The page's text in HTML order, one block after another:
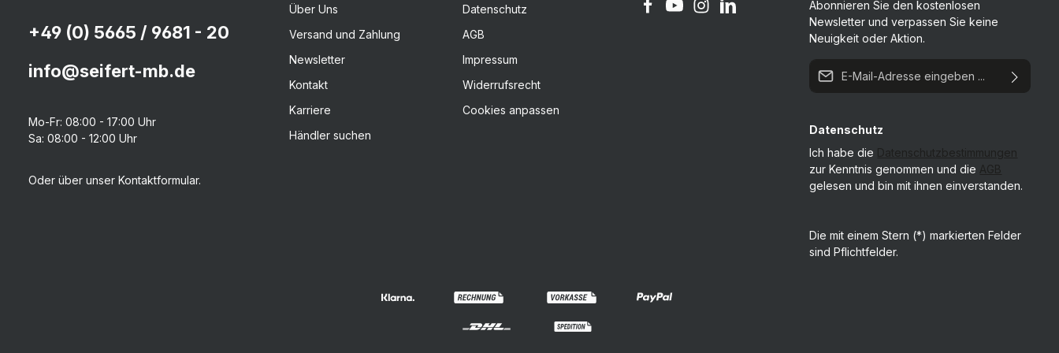
+49 (0) 5665 / 9681 - 20
info@seifert-mb.de
Mo-Fr: 08:00 - 17:00 Uhr
Sa: 08:00 - 12:00 Uhr
Oder über unser Kontaktformular.
Über Uns
Versand und Zahlung
Newsletter
Kontakt
Karriere
Händler suchen
Datenschutz
AGB
Impressum
Widerrufsrecht
Cookies anpassen
Abonnieren Sie den kostenlosen
Newsletter und verpassen Sie keine
Neuigkeit oder Aktion.
E-Mail-Adresse*
Datenschutz
Ich habe die Datenschutzbestimmungen
zur Kenntnis genommen und die AGB
gelesen und bin mit ihnen einverstanden.
Die mit einem Stern (*) markierten Felder
sind Pflichtfelder.